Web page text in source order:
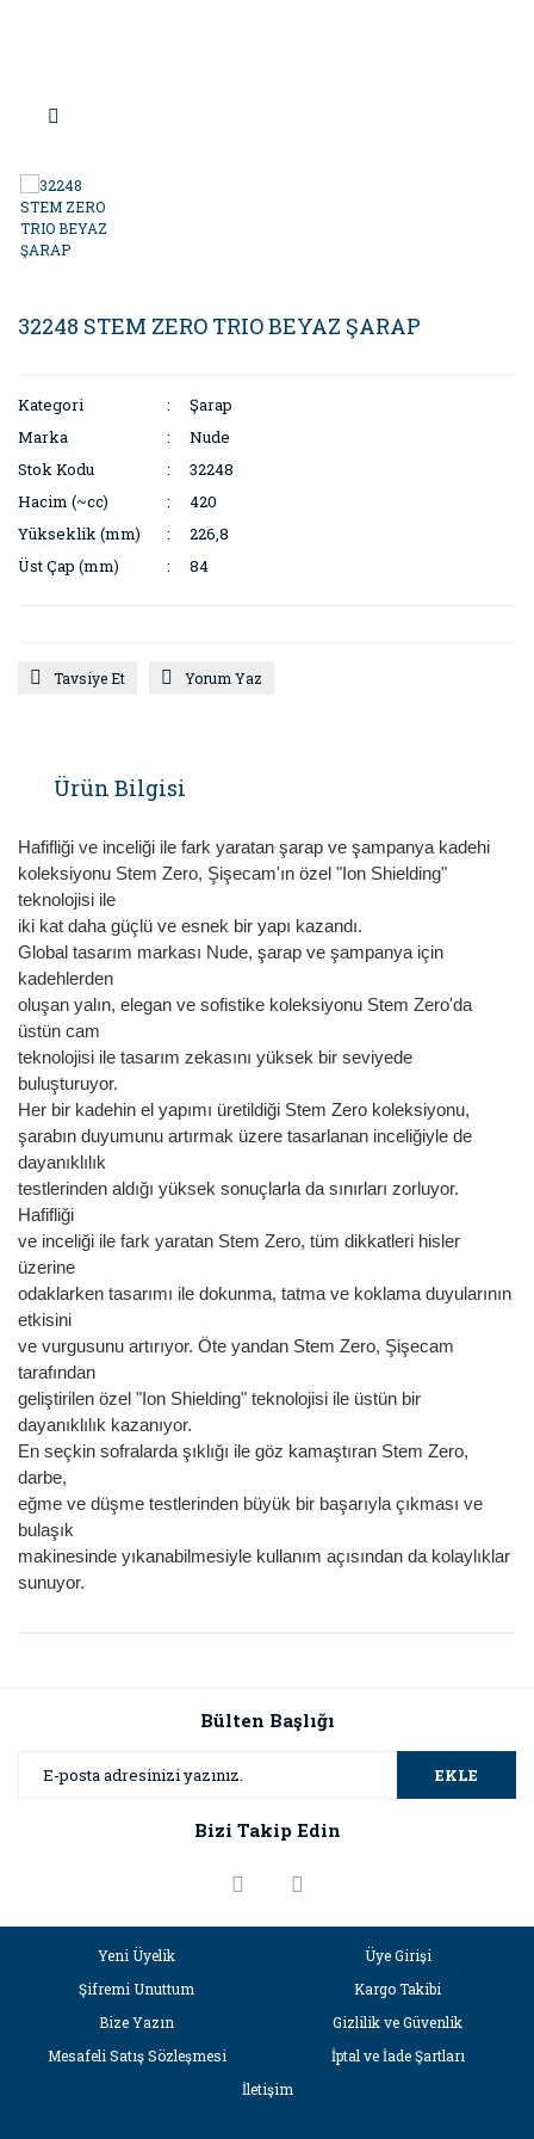
32248 STEM ZERO TRIO BEYAZ ŞARAP
Kategori
Şarap
Marka
Nude
Stok Kodu
32248
Hacim (~cc)
420
Yükseklik (mm)
226,8
Üst Çap (mm)
84
Tavsiye Et Yorum Yaz
Ürün Bilgisi
Hafifliği ve inceliği ile fark yaratan şarap ve şampanya kadehi
koleksiyonu Stem Zero, Şişecam'ın özel "Ion Shielding"
teknolojisi ile
iki kat daha güçlü ve esnek bir yapı kazandı.
Global tasarım markası Nude, şarap ve şampanya için
kadehlerden
oluşan yalın, elegan ve sofistike koleksiyonu Stem Zero'da
üstün cam
teknolojisi ile tasarım zekasını yüksek bir seviyede
buluşturuyor.
Her bir kadehin el yapımı üretildiği Stem Zero koleksiyonu,
şarabın duyumunu artırmak üzere tasarlanan inceliğiyle de
dayanıklılık
testlerinden aldığı yüksek sonuçlarla da sınırları zorluyor.
Hafifliği
ve inceliği ile fark yaratan Stem Zero, tüm dikkatleri hisler
üzerine
odaklarken tasarımı ile dokunma, tatma ve koklama duyularının
etkisini
ve vurgusunu artırıyor. Öte yandan Stem Zero, Şişecam
tarafından
geliştirilen özel "Ion Shielding" teknolojisi ile üstün bir
dayanıklılık kazanıyor.
En seçkin sofralarda şıklığı ile göz kamaştıran Stem Zero,
darbe,
eğme ve düşme testlerinden büyük bir başarıyla çıkması ve
bulaşık
makinesinde yıkanabilmesiyle kullanım açısından da kolaylıklar
sunuyor.
Bülten Başlığı
EKLE
Bizi Takip Edin
Yeni Üyelik
Üye Girişi
Şifremi Unuttum
Kargo Takibi
Bize Yazın
Gizlilik ve Güvenlik
Mesafeli Satış Sözleşmesi
İptal ve İade Şartları
İletişim